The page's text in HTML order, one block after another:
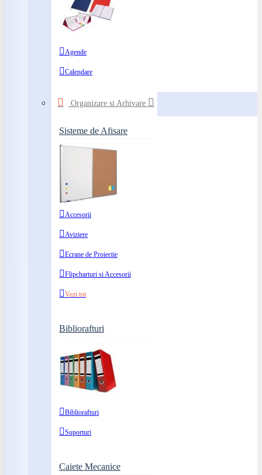
Agende
Calendare
Organizare si Arhivare
Sisteme de Afisare
Accesorii
Aviziere
Ecrane de Proiectie
Flipcharturi si Accesorii
Vezi tot
Bibliorafturi
Bibliorafturi
Suporturi
Caiete Mecanice